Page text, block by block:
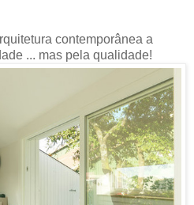
contemporânea a
... mas pela qualidade!